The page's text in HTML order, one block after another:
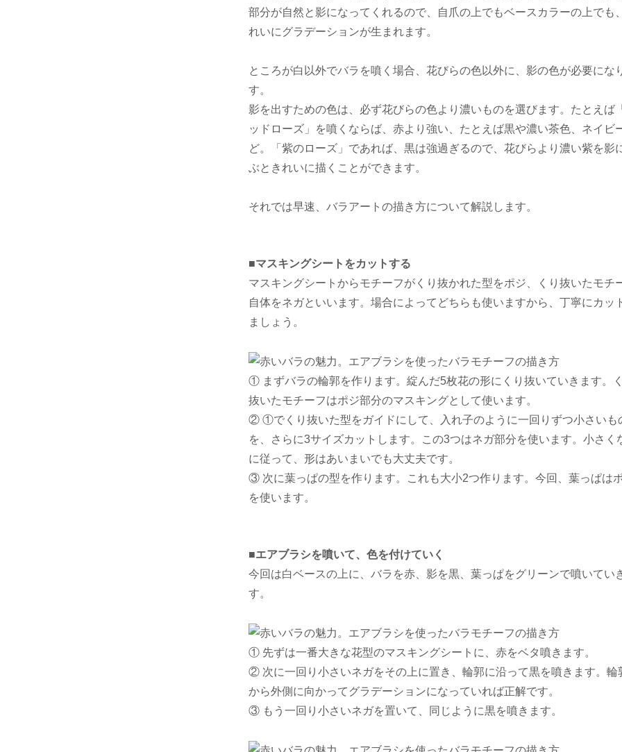
部分が自然と影になってくれるので、自爪の上でもベースカラーの上でも
れいにグラデーションが生まれます。
ところが白以外でバラを噴く場合、花びらの色以外に、影の色が必要にな
す。
影を出すための色は、必ず花びらの色より濃いものを選びます。たとえば
ッドローズ」を噴くならば、赤より強い、たとえば黒や濃い茶色、ネイビ
ど。「紫のローズ」であれば、黒は強過ぎるので、花びらより濃い紫を影
ぶときれいに描くことができます。
それでは早速、バラアートの描き方について解説します。
■マスキングシートをカットする
マスキングシートからモチーフがくり抜かれた型をポジ、くり抜いたモチ
自体をネガといいます。場合によってどちらも使いますから、丁寧にカッ
ましょう。
① まずバラの輪郭を作ります。綻んだ5枚花の形にくり抜いていきます。
抜いたモチーフはポジ部分のマスキングとして使います。
② ①でくり抜いた型をガイドにして、入れ子のように一回りずつ小さいも
を、さらに3サイズカットします。この3つはネガ部分を使います。小さく
に従って、形はあいまいでも大丈夫です。
③ 次に葉っぱの型を作ります。これも大小2つ作ります。今回、葉っぱは
を使います。
■エアブラシを噴いて、色を付けていく
今回は白ベースの上に、バラを赤、影を黒、葉っぱをグリーンで噴いてい
す。
① 先ずは一番大きな花型のマスキングシートに、赤をベタ噴きます。
② 次に一回り小さいネガをその上に置き、輪郭に沿って黒を噴きます。輪
から外側に向かってグラデーションになっていれば正解です。
③ もう一回り小さいネガを置いて、同じように黒を噴きます。